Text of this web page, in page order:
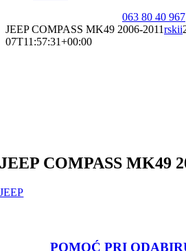
063 80 40 967
JEEP COMPASS MK49 2006-2011rskii
07T11:57:31+00:00
JEEP COMPASS MK49
JEEP
POMOĆ PRI